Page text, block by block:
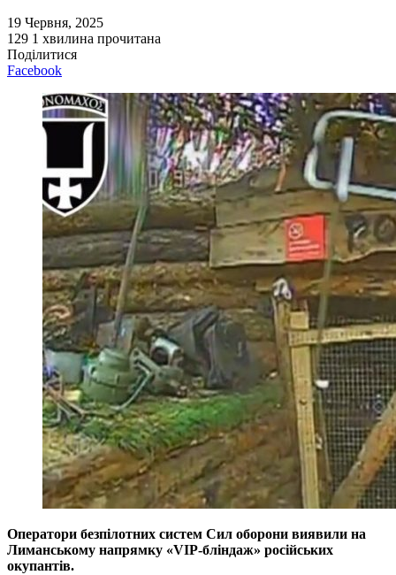
19 Червня, 2025
129 1 хвилина прочитана
Поділитися
Facebook
Оператори безпілотних систем Сил оборони виявили на
Лиманському напрямку «VIP-бліндаж» російських
окупантів.